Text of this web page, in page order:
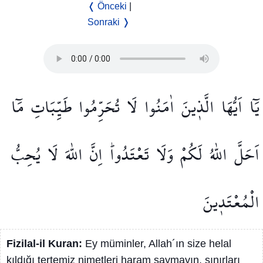
❬ Önceki
Sonraki ❭
يَٓا اَيُّهَا الَّذ۪ينَ اٰمَنُوا لَا تُحَرِّمُوا طَيِّبَاتِ مَٓا
اَحَلَّ اللّٰهُلَكُمْوَلَا تَعْتَدُواۜ اِنَّ اللّٰهَ لَا يُحِبُّ
الْمُعْتَد۪ينَ
Fizilal-il Kuran: Ey müminler, Allah´ın size helal
kıldığı tertemiz nimetleri haram saymayın, sınırları